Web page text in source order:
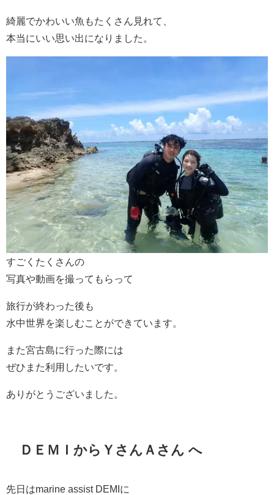
綺麗でかわいい魚もたくさん見れて、
本当にいい思い出になりました。
すごくたくさんの
写真や動画を撮ってもらって
旅行が終わった後も
水中世界を楽しむことができています。
また宮古島に行った際には
ぜひまた利用したいです。
ありがとうございました。
ＤＥＭＩからＹさんＡさん へ
先日はmarine assist DEMIに